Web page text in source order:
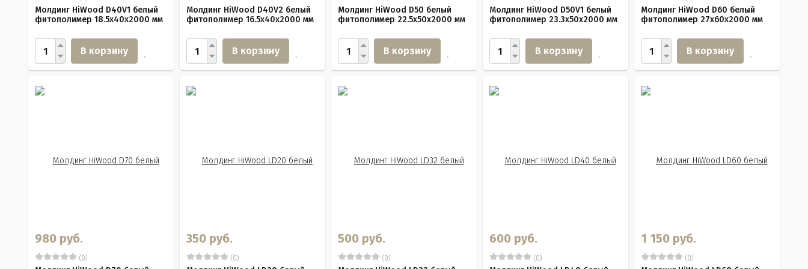
Молдинг HiWood D40V1 белый
фитополимер 18.5х40х2000 мм
В корзину
Молдинг HiWood D40V2 белый
фитополимер 16.5х40х2000 мм
В корзину
Молдинг HiWood D50 белый
фитополимер 22.5х50х2000 мм
В корзину
Молдинг HiWood D50V1 белый
фитополимер 23.3х50х2000 мм
В корзину
Молдинг HiWood D60 белый
фитополимер 27х60х2000 мм
В корзину
980 руб.
(0)
350 руб.
(0)
500 руб.
(0)
600 руб.
(0)
1 150 руб.
(0)